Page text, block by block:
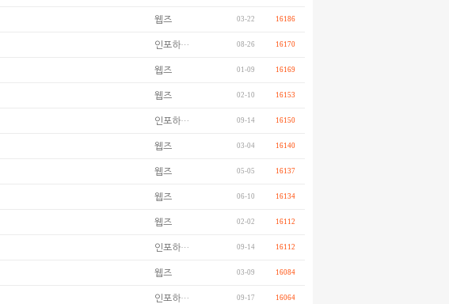
웹즈 03-22 16186
인포하… 08-26 16170
웹즈 01-09 16169
웹즈 02-10 16153
인포하… 09-14 16150
웹즈 03-04 16140
웹즈 05-05 16137
웹즈 06-10 16134
웹즈 02-02 16112
인포하… 09-14 16112
웹즈 03-09 16084
인포하… 09-17 16064